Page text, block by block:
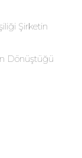
Şirketin
Dönüştüğü